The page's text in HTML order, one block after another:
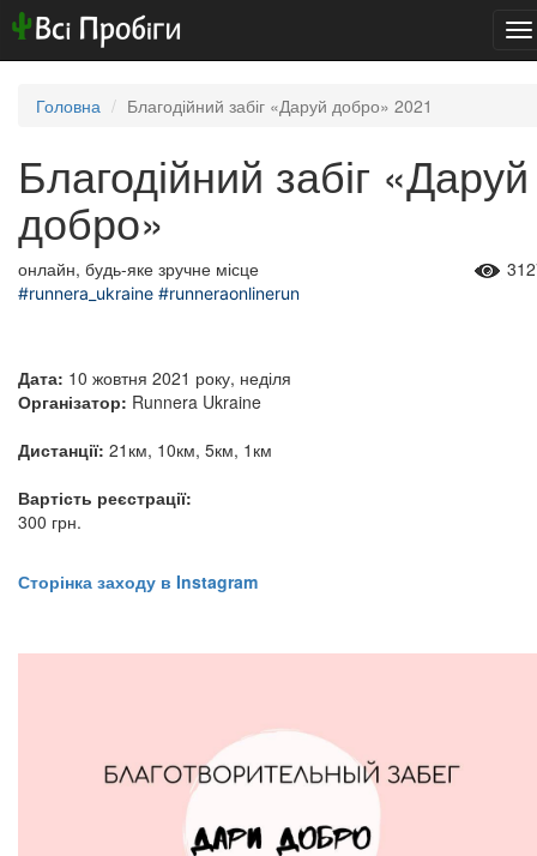
Головна Благодійний забіг «Даруй добро» 2021
Благодійний забіг «Даруй
добро»
онлайн, будь-яке зручне місце
#runnera_ukraine #runneraonlinerun
Дата: 10 жовтня 2021 року, неділя
Організатор: Runnera Ukraine
Дистанції: 21км, 10км, 5км, 1км
Вартість реєстрації:
300 грн.
Сторінка заходу в Instagram